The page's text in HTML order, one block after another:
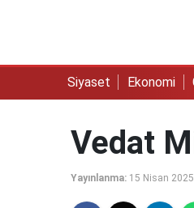
Siyaset Ekonomi
Vedat
Yayınlanma: 15 Nisan 2025